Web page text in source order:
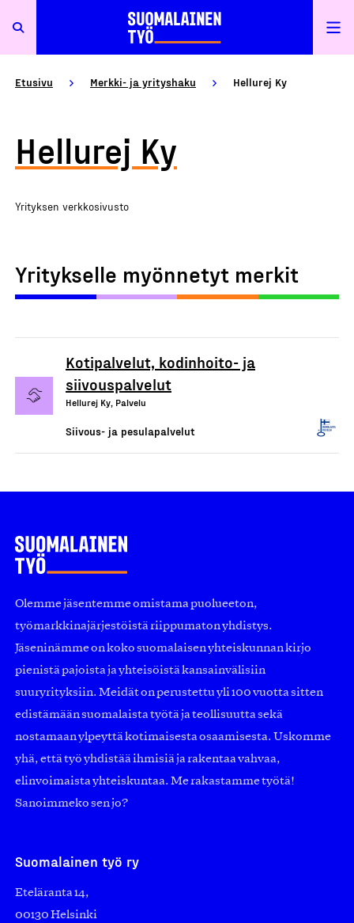
Etusivu Merkki- ja yrityshaku Hellurej Ky
Hellurej Ky
Yrityksen verkkosivusto
Yritykselle myönnetyt merkit
Kotipalvelut, kodinhoito- ja
siivouspalvelut
Hellurej Ky, Palvelu
Siivous- ja pesulapalvelut
Olemme jäsentemme omistama puolueeton,
työmarkkinajärjestöistä riippumaton yhdistys.
Jäseninämme on koko suomalaisen yhteiskunnan kirjo
pienistä pajoista ja yhteisöistä kansainvälisiin
suuryrityksiin. Meidät on perustettu yli 100 vuotta sitten
edistämään suomalaista työtä ja teollisuutta sekä
nostamaan ylpeyttä kotimaisesta osaamisesta. Uskomme
yhä, että työ yhdistää ihmisiä ja rakentaa vahvaa,
elinvoimaista yhteiskuntaa. Me rakastamme työtä!
Sanoimmeko sen jo?
Suomalainen työ ry
Eteläranta 14,
00130 Helsinki